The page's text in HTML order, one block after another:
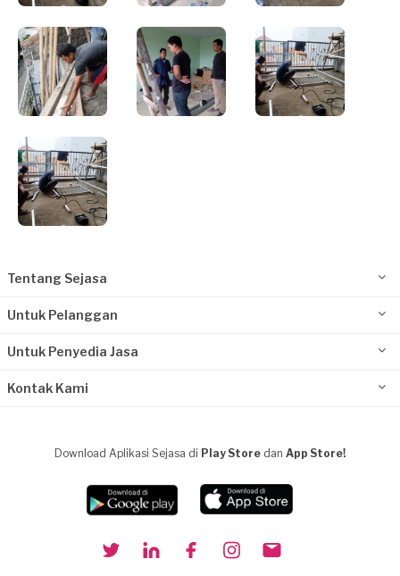
Tentang Sejasa
Untuk Pelanggan
Untuk Penyedia Jasa
Kontak Kami
Download Aplikasi Sejasa di Play Store dan App Store!